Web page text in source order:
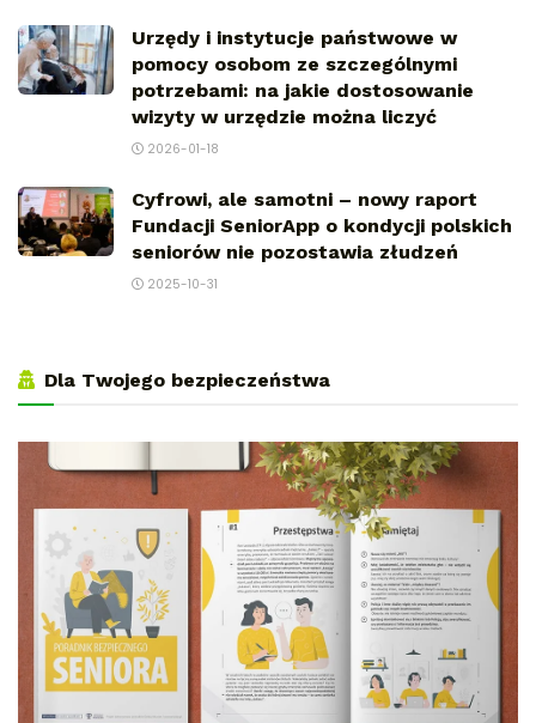
Urzędy i instytucje państwowe w
pomocy osobom ze szczególnymi
potrzebami: na jakie dostosowanie
wizyty w urzędzie można liczyć
2026-01-18
Cyfrowi, ale samotni – nowy raport
Fundacji SeniorApp o kondycji polskich
seniorów nie pozostawia złudzeń
2025-10-31
Dla Twojego bezpieczeństwa